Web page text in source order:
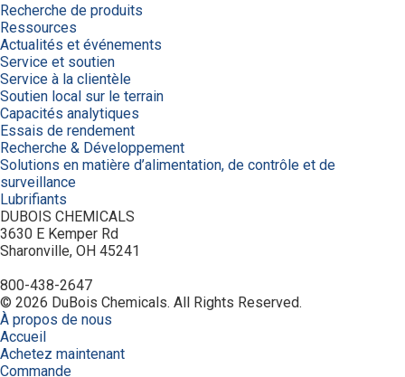
Recherche de produits
Ressources
Actualités et événements
Service et soutien
Service à la clientèle
Soutien local sur le terrain
Capacités analytiques
Essais de rendement
Recherche & Développement
Solutions en matière d’alimentation, de contrôle et de
surveillance
Lubrifiants
DUBOIS CHEMICALS
3630 E Kemper Rd
Sharonville, OH 45241
800-438-2647
© 2026 DuBois Chemicals. All Rights Reserved.
À propos de nous
Accueil
Achetez maintenant
Commande